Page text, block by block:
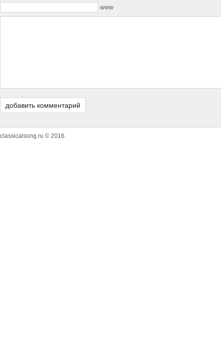
www
classicalsong.ru © 2016